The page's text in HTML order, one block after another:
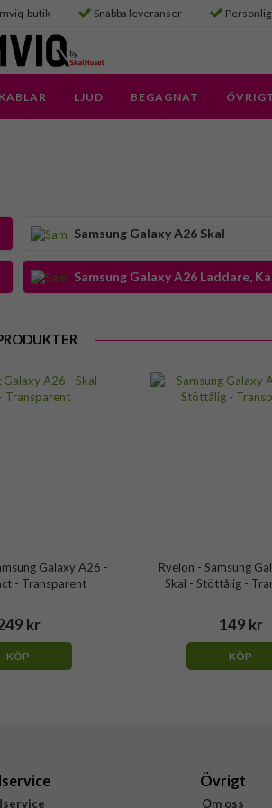
butik Snabba leveranser
LJUD BEGAGNAT
Samsung Galaxy A26 Skal
Samsung Galaxy A26 Laddare,
Galaxy A26 -
- Transparent
kr
KÖP
Rvelon - Samsung
Skal - Stöttålig -
149 kr
KÖP
Övrigt
Om oss